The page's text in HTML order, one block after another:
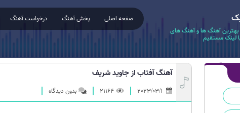
بهترین آهنگ ها و آهنگ های
لینک مستقیم
صفحه اصلی پخش آهنگ درخواست آهنگ
آهنگ آفتاب از جاوید شریف
21164 بدون دیدگاه